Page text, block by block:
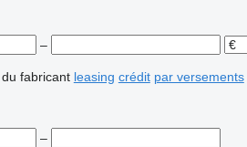
–
du fabricant leasing crédit par versements
–